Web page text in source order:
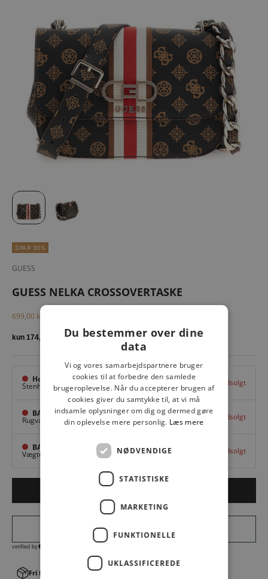
SPAR 30%
GUESS
GUESS NELKA CROSSOVERTASKE
Salgspris
699,00 kr
Hovedlager
Stenhuggervej 10,Odense M Udsolgt
BAGGI Tarup Center
Rugvang 36, Odense NV Udsolgt
BAGGI Nyborg
Vægtergade 1, Nyborg Udsolgt
Fri fragt v. køb over 499,00 kr.
Du bestemmer over dine
data
Vi og vores samarbejdspartnere bruger
cookies til at forbedre den samlede
brugeroplevelse. Når du accepterer brugen af
cookies giver du samtykke til, at vi må
indsamle oplysninger om dig og dermed gøre
din oplevelse mere personlig. Læs mere
NØDVENDIGE
STATISTISKE
MARKETING
FUNKTIONELLE
UKLASSIFICEREDE